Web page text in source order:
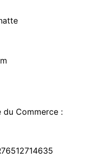
du Commerce :